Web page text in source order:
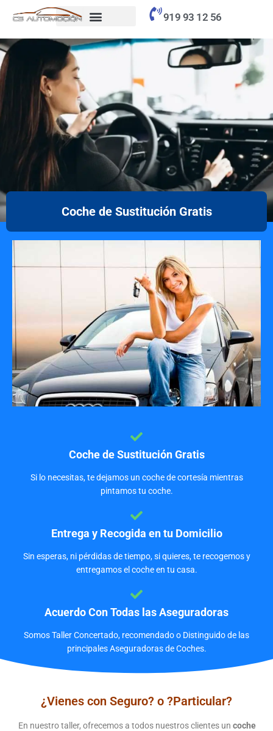
contenido
919 93 12 56
Coche de Sustitución Gratis
Coche de Sustitución Gratis
Si lo necesitas, te dejamos un coche de cortesía mientras
pintamos tu coche.
Entrega y Recogida en tu Domicilio
Sin esperas, ni pérdidas de tiempo, si quieres, te recogemos y
entregamos el coche en tu casa.
Acuerdo Con Todas las Aseguradoras
Somos Taller Concertado, recomendado o Distinguido de las
principales Aseguradoras de Coches.
¿Vienes con Seguro? o ?Particular?
En nuestro taller, ofrecemos a todos nuestros clientes un coche